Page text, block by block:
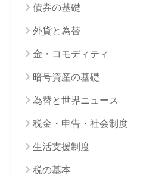
債券の基礎
外貨と為替
金・コモディティ
暗号資産の基礎
為替と世界ニュース
税金・申告・社会制度
生活支援制度
税の基本